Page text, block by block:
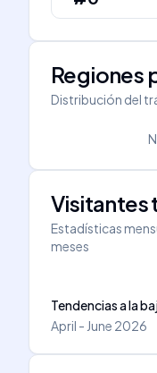
Regiones
Distribución del
Visitantes
Estadísticas
meses
Tendencias a la
April - June 2026